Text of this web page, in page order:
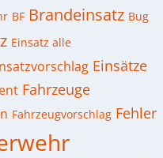
BF Brandeinsatz Bug
Einsatz alle
Einsätze
Fahrzeuge
Fahrzeugvorschlag Fehler